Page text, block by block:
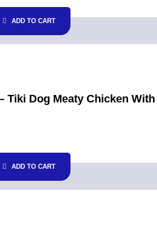
ADD TO CART
ADD TO CART